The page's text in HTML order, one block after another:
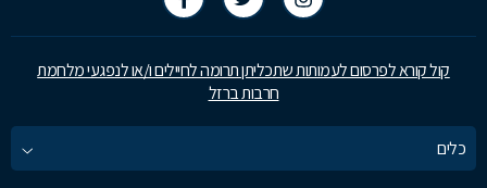
קול קורא לפרסום לעמותות שתכליתן תרומה לחיילים ו/או לנפגעי מלחמת
חרבות ברזל
כלים